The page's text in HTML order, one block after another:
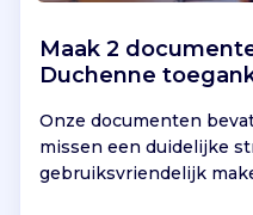
Maak 2
Duchenne
Onze documenten
missen een duidelijke
gebruiksvriendelijk